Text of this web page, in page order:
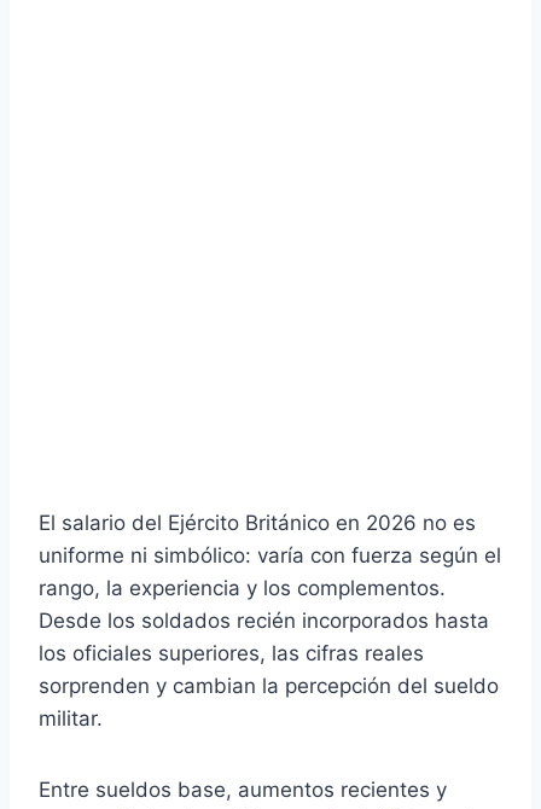
El salario del Ejército Británico en 2026 no es
uniforme ni simbólico: varía con fuerza según el
rango, la experiencia y los complementos.
Desde los soldados recién incorporados hasta
los oficiales superiores, las cifras reales
sorprenden y cambian la percepción del sueldo
militar.
Entre sueldos base, aumentos recientes y